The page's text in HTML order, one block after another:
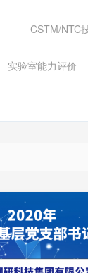
CSTM/NTC
实验室能力评价